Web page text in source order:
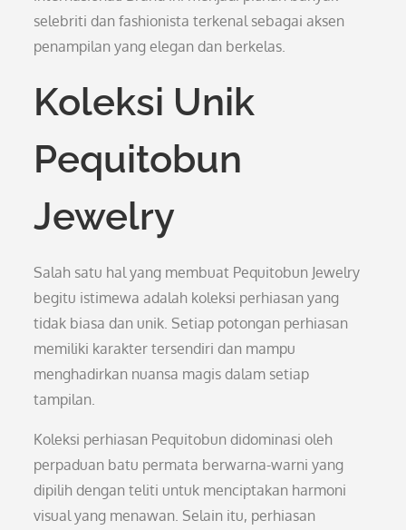
selebriti dan fashionista terkenal sebagai aksen
penampilan yang elegan dan berkelas.
Koleksi Unik
Pequitobun
Jewelry
Salah satu hal yang membuat Pequitobun Jewelry
begitu istimewa adalah koleksi perhiasan yang
tidak biasa dan unik. Setiap potongan perhiasan
memiliki karakter tersendiri dan mampu
menghadirkan nuansa magis dalam setiap
tampilan.
Koleksi perhiasan Pequitobun didominasi oleh
perpaduan batu permata berwarna-warni yang
dipilih dengan teliti untuk menciptakan harmoni
visual yang menawan. Selain itu, perhiasan